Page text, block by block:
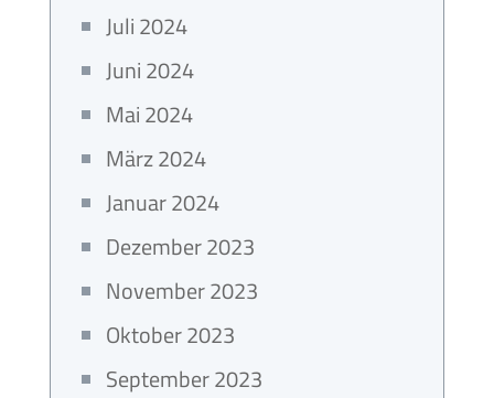
Juli 2024
Juni 2024
Mai 2024
März 2024
Januar 2024
Dezember 2023
November 2023
Oktober 2023
September 2023